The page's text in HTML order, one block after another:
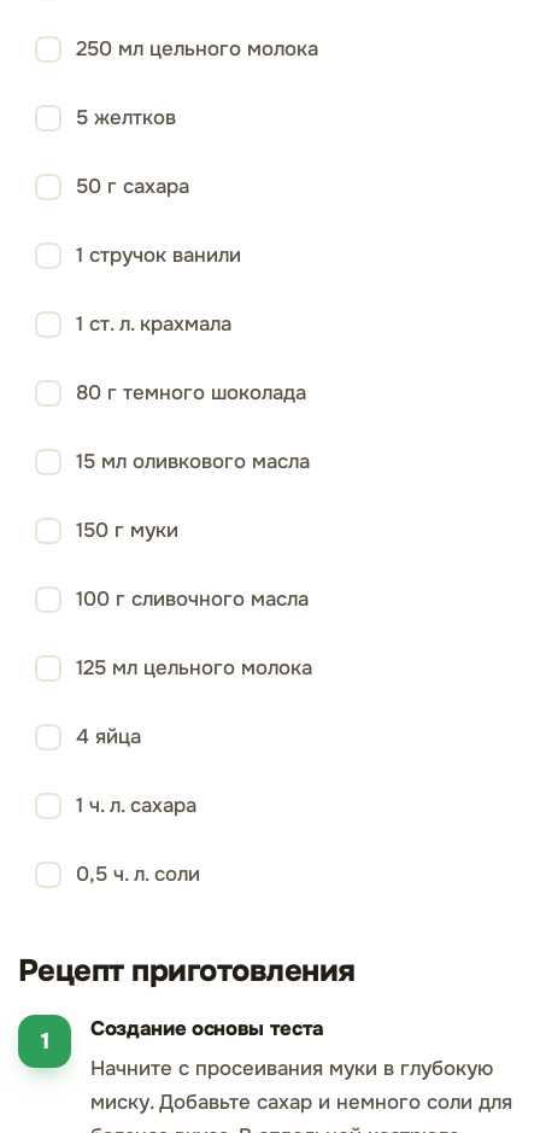
250 мл цельного молока
5 желтков
50 г сахара
1 стручок ванили
1 ст. л. крахмала
80 г темного шоколада
15 мл оливкового масла
150 г муки
100 г сливочного масла
125 мл цельного молока
4 яйца
1 ч. л. сахара
0,5 ч. л. соли
Рецепт приготовления
Создание основы теста
Начните с просеивания муки в глубокую
миску. Добавьте сахар и немного соли для